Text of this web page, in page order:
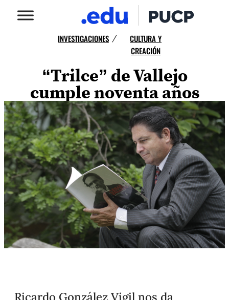
INVESTIGACIONES /
CULTURA Y
CREACIÓN
“Trilce” de Vallejo
cumple noventa años
Ricardo González Vigil nos da